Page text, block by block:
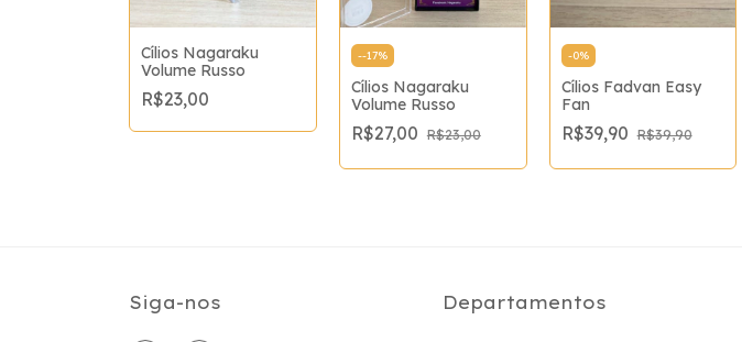
Cílios Nagaraku
Volume Russo
R$23,00
--17%
Cílios Nagaraku
Volume Russo
R$27,00 R$23,00
-0%
Cílios Fadvan Easy
Fan
R$39,90 R$39,90
Siga-nos Departamentos